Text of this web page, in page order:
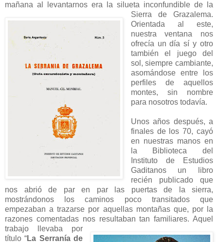
mañana al levantarnos era la silueta inconfundible de la
Sierra de Grazalema.
Orientada al este,
nuestra ventana nos
ofrecía un día sí y otro
también el juego del
sol, siempre cambiante,
asomándose entre los
perfiles de aquellos
montes, sin nombre
para nosotros todavía.
Unos años después, a
finales de los 70, cayó
en nuestras manos en
la Biblioteca del
Instituto de Estudios
Gaditanos un libro
recién publicado que
nos abrió de par en par las puertas de la sierra,
mostrándonos los caminos poco transitados que
empezaban a trazarse por aquellas montañas que, por la
razones comentadas nos resultabantan familiares. Aquel
trabajo llevaba por
título “La Serranía de